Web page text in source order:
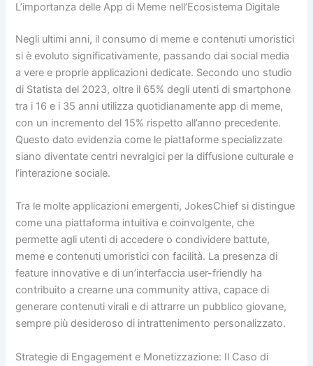
L’importanza delle App di Meme nell’Ecosistema Digitale
Negli ultimi anni, il consumo di meme e contenuti umoristici
si è evoluto significativamente, passando dai social media
a vere e proprie applicazioni dedicate. Secondo uno studio
di Statista del 2023, oltre il 65% degli utenti di smartphone
tra i 16 e i 35 anni utilizza quotidianamente app di meme,
con un incremento del 15% rispetto all’anno precedente.
Questo dato evidenzia come le piattaforme specializzate
siano diventate centri nevralgici per la diffusione culturale e
l’interazione sociale.
Tra le molte applicazioni emergenti, JokesChief si distingue
come una piattaforma intuitiva e coinvolgente, che
permette agli utenti di accedere o condividere battute,
meme e contenuti umoristici con facilità. La presenza di
feature innovative e di un’interfaccia user-friendly ha
contribuito a crearne una community attiva, capace di
generare contenuti virali e di attrarre un pubblico giovane,
sempre più desideroso di intrattenimento personalizzato.
Strategie di Engagement e Monetizzazione: Il Caso di